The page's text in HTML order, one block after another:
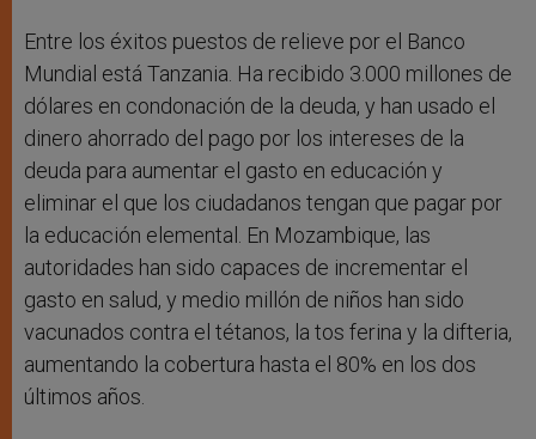
Entre los éxitos puestos de relieve por el Banco
Mundial está Tanzania. Ha recibido 3.000 millones de
dólares en condonación de la deuda, y han usado el
dinero ahorrado del pago por los intereses de la
deuda para aumentar el gasto en educación y
eliminar el que los ciudadanos tengan que pagar por
la educación elemental. En Mozambique, las
autoridades han sido capaces de incrementar el
gasto en salud, y medio millón de niños han sido
vacunados contra el tétanos, la tos ferina y la difteria,
aumentando la cobertura hasta el 80% en los dos
últimos años.